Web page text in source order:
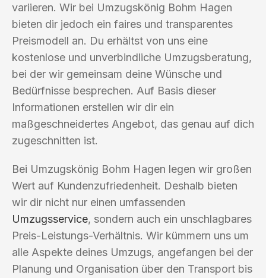
variieren. Wir bei Umzugskönig Bohm Hagen
bieten dir jedoch ein faires und transparentes
Preismodell an. Du erhältst von uns eine
kostenlose und unverbindliche Umzugsberatung,
bei der wir gemeinsam deine Wünsche und
Bedürfnisse besprechen. Auf Basis dieser
Informationen erstellen wir dir ein
maßgeschneidertes Angebot, das genau auf dich
zugeschnitten ist.
Bei Umzugskönig Bohm Hagen legen wir großen
Wert auf Kundenzufriedenheit. Deshalb bieten
wir dir nicht nur einen umfassenden
Umzugsservice, sondern auch ein unschlagbares
Preis-Leistungs-Verhältnis. Wir kümmern uns um
alle Aspekte deines Umzugs, angefangen bei der
Planung und Organisation über den Transport bis